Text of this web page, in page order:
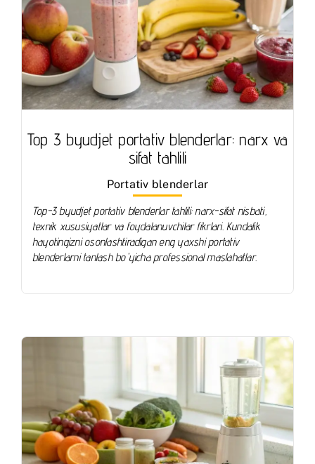
Top 3 byudjet portativ blenderlar: narx va
sifat tahlili
Portativ blenderlar
Top-3 byudjet portativ blenderlar tahlili: narx-sifat nisbati,
texnik xususiyatlar va foydalanuvchilar fikrlari. Kundalik
hayotingizni osonlashtiradigan eng yaxshi portativ
blenderlarni tanlash bo'yicha professional maslahatlar.